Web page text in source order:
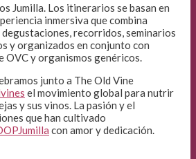
Jumilla. Los itinerarios se basan en
inmersiva que combina
recorridos, seminarios
y organizados en conjunto con
OVC y organismos genéricos.
junto a The Old Vine
el movimiento global para nutrir
y sus vinos. La pasión y el
que han cultivado
con amor y dedicación.